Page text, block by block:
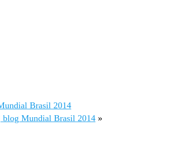
Brasil 2014
blog Mundial Brasil 2014 »